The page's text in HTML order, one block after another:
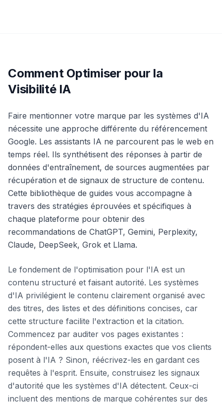
Intégrations
ANALYSEZ
Analytiques
Comment Optimiser pour la
Visibilité IA
Faire mentionner votre marque par les systèmes d'IA
nécessite une approche différente du référencement
Google. Les assistants IA ne parcourent pas le web en
temps réel. Ils synthétisent des réponses à partir de
données d'entraînement, de sources augmentées par
récupération et de signaux de structure de contenu.
Cette bibliothèque de guides vous accompagne à
travers des stratégies éprouvées et spécifiques à
chaque plateforme pour obtenir des
recommandations de ChatGPT, Gemini, Perplexity,
Claude, DeepSeek, Grok et Llama.
Le fondement de l'optimisation pour l'IA est un
contenu structuré et faisant autorité. Les systèmes
d'IA privilégient le contenu clairement organisé avec
des titres, des listes et des définitions concises, car
cette structure facilite l'extraction et la citation.
Commencez par auditer vos pages existantes :
répondent-elles aux questions exactes que vos clients
posent à l'IA ? Sinon, réécrivez-les en gardant ces
requêtes à l'esprit. Ensuite, construisez les signaux
d'autorité que les systèmes d'IA détectent. Ceux-ci
incluent des mentions de marque cohérentes sur des